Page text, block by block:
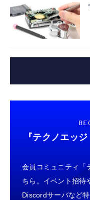
『テクノエッ
会員コミュニティ「
ちら。イベント招待
Discordサーバなど